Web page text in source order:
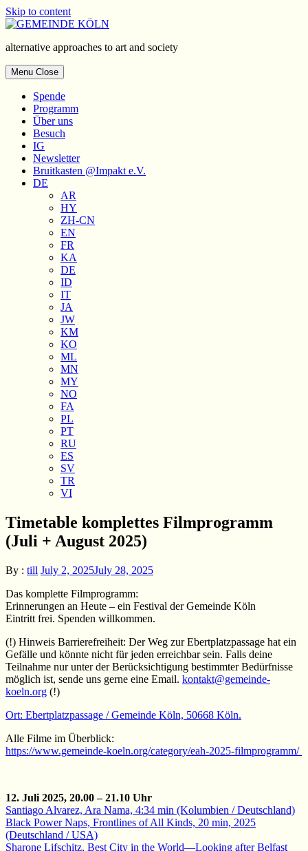
Skip to content
alternative approaches to art and society
Menu Close
Spende
Programm
Über uns
Besuch
IG
Newsletter
Bruitkasten @Impakt e.V.
DE
AR
HY
ZH-CN
EN
FR
KA
DE
ID
IT
JA
JW
KM
KO
ML
MN
MY
NO
FA
PL
PT
RU
ES
SV
TR
VI
Timetable komplettes Filmprogramm
(Juli + August 2025)
By : till July 2, 2025July 28, 2025
Das komplette Filmprogramm:
Erinnerungen an Heute – ein Festival derGemeinde Köln
Eintritt frei. Spenden willkommen.
(!) Hinweis Barrierefreiheit: Der Weg zur Ebertplatzpassage hat ein
Gefälle und könnte nicht für jeden erreichbar sein. Falls deine
Teilnahme nur unter der Berücksichtigung bestimmter Bedürfnisse
möglich ist, sende uns gerne eine Email. kontakt@gemeinde-
koeln.org (!)
Ort: Ebertplatzpassage / Gemeinde Köln, 50668 Köln.
Alle Filme im Überblick:
https://www.gemeinde-koeln.org/category/eah-2025-filmprogramm/
12. Juli 2025, 20.00 – 21.10 Uhr
Santiago Alvarez, Ara Nama, 4:34 min (Kolumbien / Deutschland)
Black Power Naps, Frontlines of All Kinds, 20 min, 2025
(Deutschland / USA)
Sharone Lifschitz, Best City in the World—Looking after Belfast